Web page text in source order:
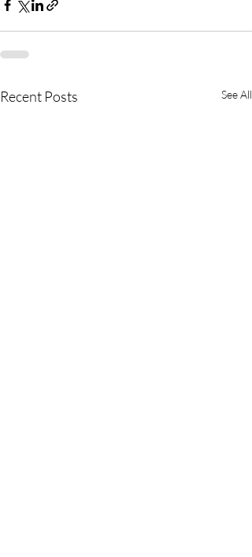
Recent Posts See All